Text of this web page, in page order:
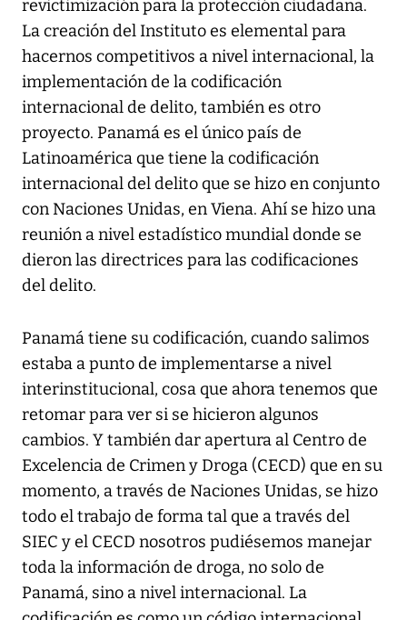
revictimización para la protección ciudadana.
La creación del Instituto es elemental para
hacernos competitivos a nivel internacional, la
implementación de la codificación
internacional de delito, también es otro
proyecto. Panamá es el único país de
Latinoamérica que tiene la codificación
internacional del delito que se hizo en conjunto
con Naciones Unidas, en Viena. Ahí se hizo una
reunión a nivel estadístico mundial donde se
dieron las directrices para las codificaciones
del delito.
Panamá tiene su codificación, cuando salimos
estaba a punto de implementarse a nivel
interinstitucional, cosa que ahora tenemos que
retomar para ver si se hicieron algunos
cambios. Y también dar apertura al Centro de
Excelencia de Crimen y Droga (CECD) que en su
momento, a través de Naciones Unidas, se hizo
todo el trabajo de forma tal que a través del
SIEC y el CECD nosotros pudiésemos manejar
toda la información de droga, no solo de
Panamá, sino a nivel internacional. La